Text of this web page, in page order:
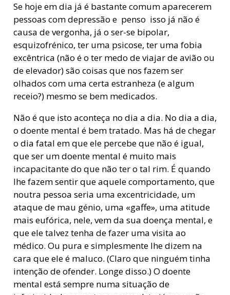
Se hoje em dia já é bastante comum aparecerem
pessoas com depressão e  penso  isso já não é
causa de vergonha, já o ser-se bipolar,
esquizofrénico, ter uma psicose, ter uma fobia
excêntrica (não é o ter medo de viajar de avião ou
de elevador) são coisas que nos fazem ser
olhados com uma certa estranheza (e algum
receio?) mesmo se bem medicados.
Não é que isto aconteça no dia a dia. No dia a dia,
o doente mental é bem tratado. Mas há de chegar
o dia fatal em que ele percebe que não é igual,
que ser um doente mental é muito mais
incapacitante do que não ter o tal rim. É quando
lhe fazem sentir que aquele comportamento, que
noutra pessoa seria uma excentricidade, um
ataque de mau génio, uma «gaffe», uma atitude
mais eufórica, nele, vem da sua doença mental, e
que ele talvez tenha de fazer uma visita ao
médico. Ou pura e simplesmente lhe dizem na
cara que ele é maluco. (Claro que ninguém tinha
intenção de ofender. Longe disso.) O doente
mental está sempre numa situação de